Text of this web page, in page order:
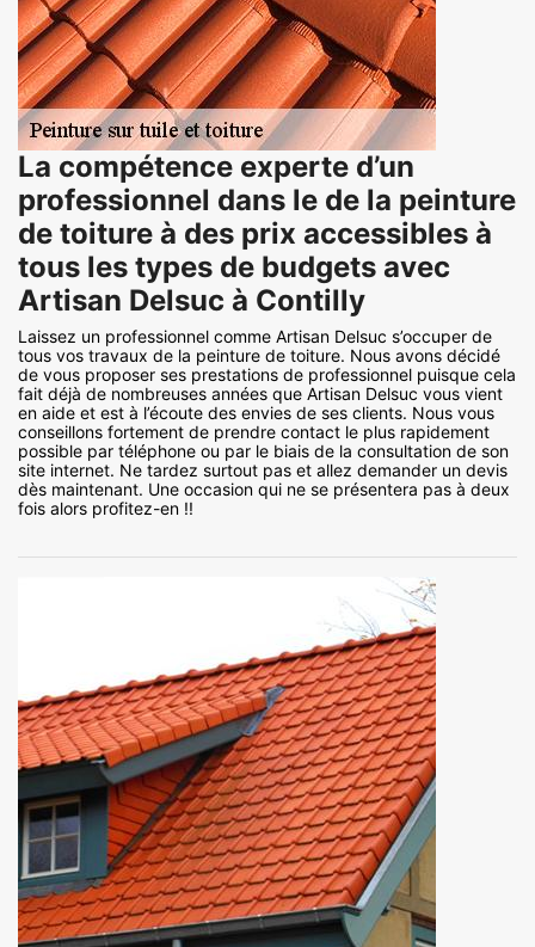
La compétence experte d’un
professionnel dans le de la peinture
de toiture à des prix accessibles à
tous les types de budgets avec
Artisan Delsuc à Contilly
Laissez un professionnel comme Artisan Delsuc s’occuper de
tous vos travaux de la peinture de toiture. Nous avons décidé
de vous proposer ses prestations de professionnel puisque cela
fait déjà de nombreuses années que Artisan Delsuc vous vient
en aide et est à l’écoute des envies de ses clients. Nous vous
conseillons fortement de prendre contact le plus rapidement
possible par téléphone ou par le biais de la consultation de son
site internet. Ne tardez surtout pas et allez demander un devis
dès maintenant. Une occasion qui ne se présentera pas à deux
fois alors profitez-en !!